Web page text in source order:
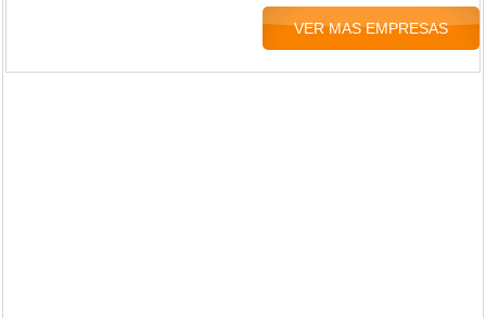
VER MAS EMPRESAS